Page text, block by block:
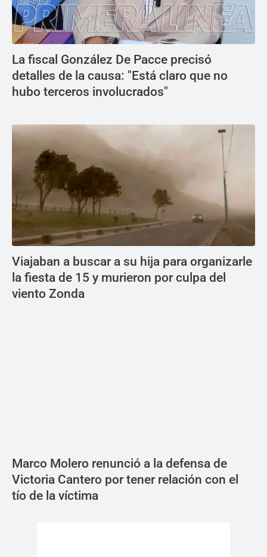
La fiscal González De Pacce precisó
detalles de la causa: "Está claro que no
hubo terceros involucrados"
Viajaban a buscar a su hija para organizarle
la fiesta de 15 y murieron por culpa del
viento Zonda
Marco Molero renunció a la defensa de
Victoria Cantero por tener relación con el
tío de la víctima